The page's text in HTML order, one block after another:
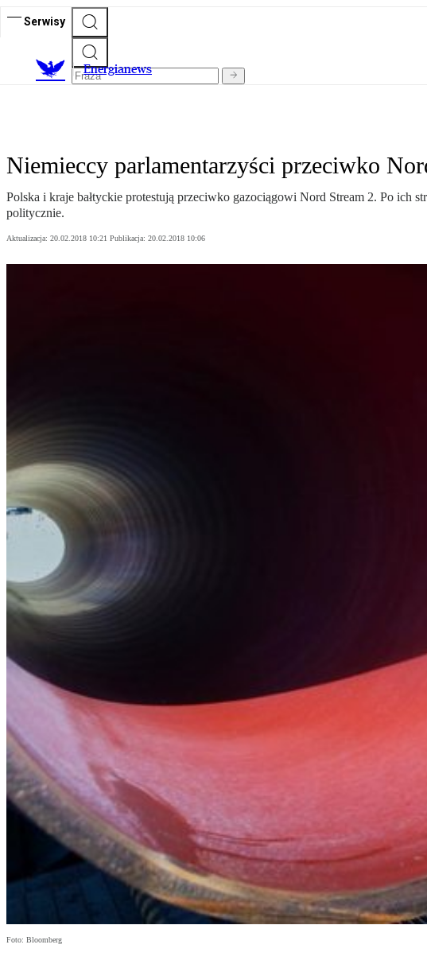
Serwisy
Energianews
Niemieccy parlamentarzyści przeciwko
Polska i kraje bałtyckie protestują przeciwko gazociągowi Nord Stream 2. Po ich
politycznie.
Aktualizacja: 20.02.2018 10:21 Publikacja: 20.02.2018 10:06
Foto: Bloomberg